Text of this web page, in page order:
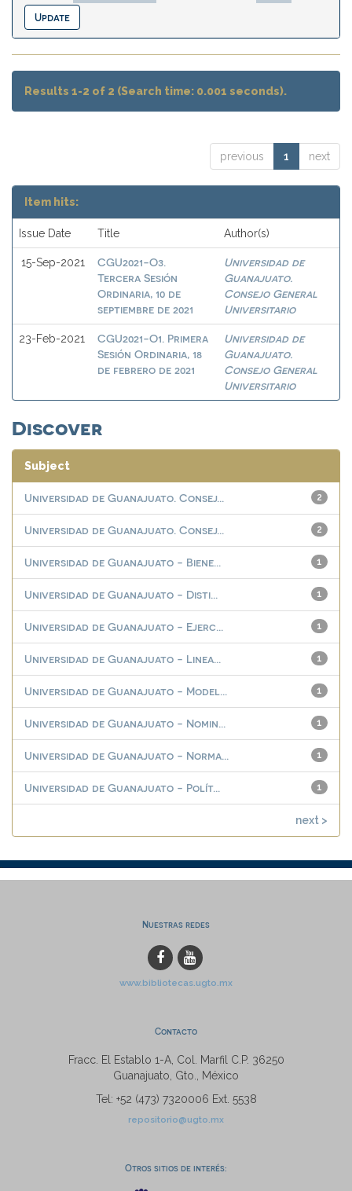
Results 1-2 of 2 (Search time: 0.001 seconds).
previous 1 next
Item hits:
Issue Date Title Author(s)
15-Sep-2021
CGU2021-O3.
Tercera Sesión
Ordinaria, 10 de
septiembre de 2021
Universidad de
Guanajuato.
Consejo General
Universitario
23-Feb-2021
CGU2021-O1. Primera
Sesión Ordinaria, 18
de febrero de 2021
Universidad de
Guanajuato.
Consejo General
Universitario
Discover
Subject
2
Universidad de Guanajuato. Consej...
2
Universidad de Guanajuato. Consej...
1
Universidad de Guanajuato - Biene...
1
Universidad de Guanajuato - Disti...
1
Universidad de Guanajuato - Ejerc...
1
Universidad de Guanajuato - Linea...
1
Universidad de Guanajuato - Model...
1
Universidad de Guanajuato - Nomin...
1
Universidad de Guanajuato - Norma...
1
Universidad de Guanajuato - Polít...
next >
Nuestras redes
www.bibliotecas.ugto.mx
Contacto
Fracc. El Establo 1-A, Col. Marfil C.P. 36250
Guanajuato, Gto., México
Tel: +52 (473) 7320006 Ext. 5538
repositorio@ugto.mx
Otros sitios de interés: